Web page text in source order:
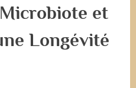
et
Longévité